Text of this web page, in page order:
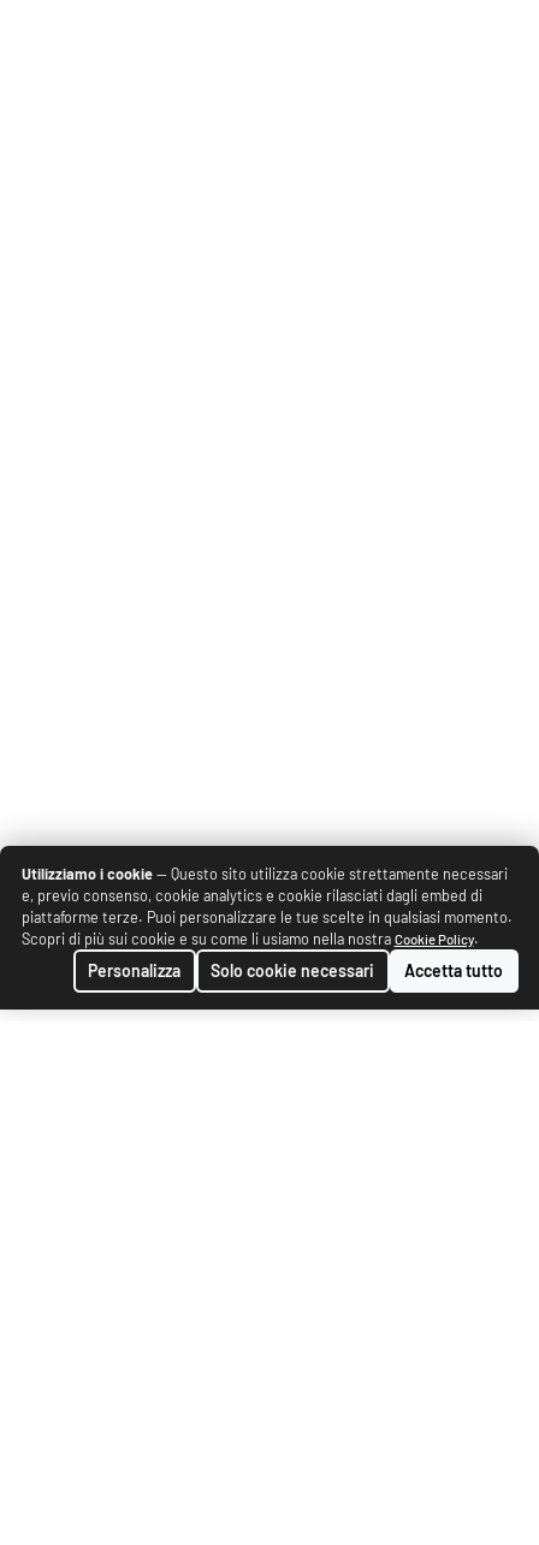
Utilizziamo i cookie— Questo sito utilizza cookie strettamente necessari
e, previo consenso, cookie analytics e cookie rilasciati dagli embed di
piattaforme terze. Puoi personalizzare le tue scelte in qualsiasi momento.
Scopri di più sui cookie e su come li usiamo nella nostra Cookie Policy.
Personalizza Solo cookie necessari Accetta tutto